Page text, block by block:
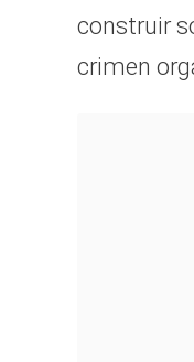
construir
crimen